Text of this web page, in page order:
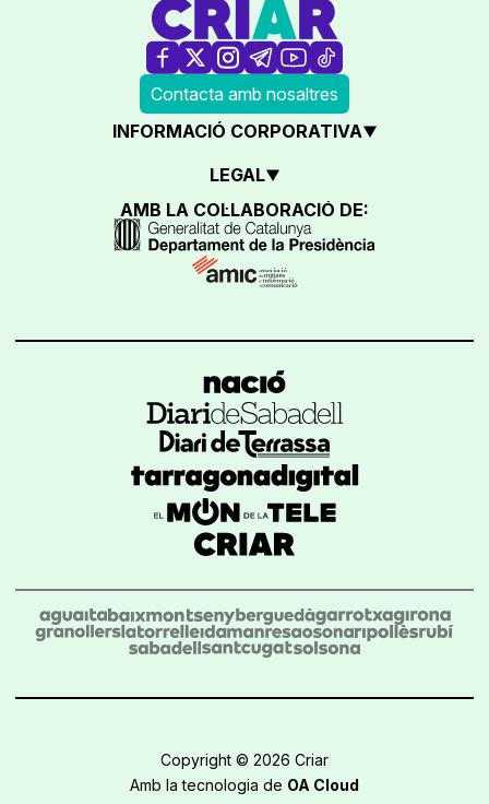
Contacta amb nosaltres
INFORMACIÓ CORPORATIVA
LEGAL
AMB LA COL·LABORACIÓ DE:
Copyright © 2026 Criar
Amb la tecnologia de OA Cloud